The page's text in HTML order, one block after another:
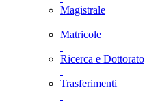
Magistrale
Matricole
Ricerca e Dottorato
Trasferimenti